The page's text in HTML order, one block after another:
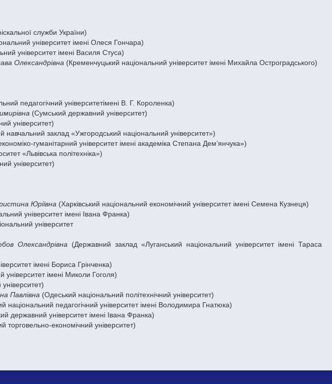
служби України)
університет імені Олеся Гончара)
університет імені Василя Стуса)
Олександрівна(Кременчуцький національний університет імені Михайла Остроградського)
педагогічний університетімені В. Г. Короленка)
(Сумський державний університет)
університет)
заклад «Ужгородський національний університет»)
гуманітарний університет імені академіка Степана Дем’янчука»)
«Львівська політехніка»)
університет)
Юріївна(Харківський національний економічний університет імені Семена Кузнеця)
університет імені Івана Франка)
університет
Олександрівна (Державний заклад «Луганський національний університет імені Тараса
імені Бориса Грінченка)
університет імені Миколи Гоголя)
Павлівна(Одеський національний політехнічний університет)
національний педагогічний університет імені Володимира Гнатюка)
державний університет імені Івана Франка)
торговельно-економічний університет)